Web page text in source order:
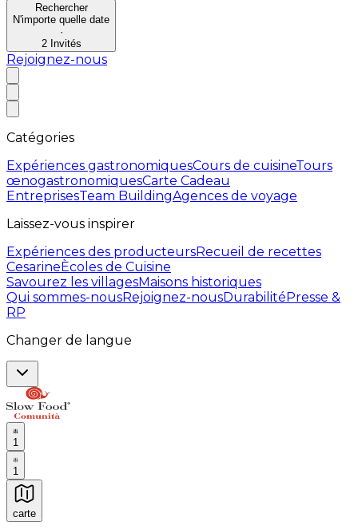
Rechercher
N'importe quelle date
·
2 Invités
Rejoignez-nous
Catégories
Expériences gastronomiquesCours de cuisineTours
œnogastronomiquesCarte Cadeau
EntreprisesTeam BuildingAgences de voyage
Laissez-vous inspirer
Expériences des producteursRecueil de recettes
CesarineÈcoles de Cuisine
Savourez les villagesMaisons historiques
Qui sommes-nousRejoignez-nousDurabilitéPresse &
RP
Changer de langue
1
1
carte